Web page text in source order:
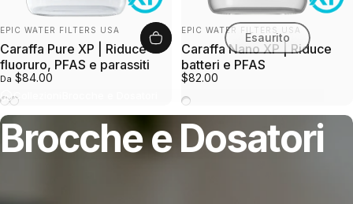
Collezioni
Brocchee Dosatori
Fornitore:
EPIC WATER FILTERS USA
Caraffa Pure XP | Riduce
fluoruro, PFAS e parassiti
Da $84.00
Bambù
Blu
Esaurito
Fornitore:
EPIC WATER FILTERS USA
Caraffa Nano XP | Riduce
batteri e PFAS
$82.00
Nero e Bambù